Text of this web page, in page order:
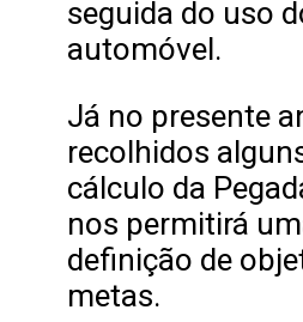
seguida do uso
automóvel.
Já no presente
recolhidos
cálculo da
nos permitirá
definição de
metas.